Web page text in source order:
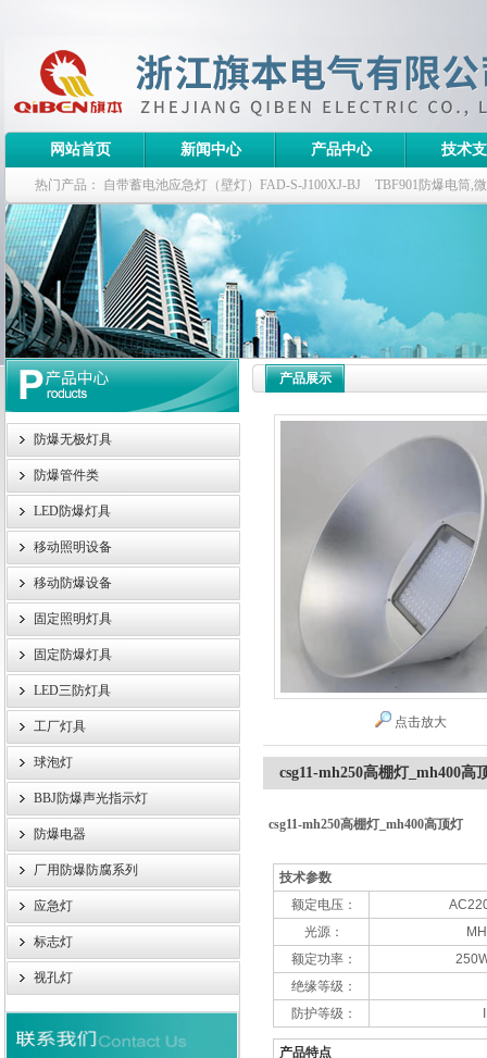
浙江旗本电气有限公司
网站首页 新闻中心 产品中心 技术
热门产品： 自带蓄电池应急灯（壁灯）FAD-S-J100XJ-BJ TBF901防爆电筒,
栏式无极灯 G9960-W120W长寿无极工厂灯,三防无极灯
防爆泛光灯
防爆无极灯具
防爆管件类
LED防爆灯具
移动照明设备
移动防爆设备
固定照明灯具
固定防爆灯具
LED三防灯具
工厂灯具
球泡灯
BBJ防爆声光指示灯
防爆电器
厂用防爆防腐系列
应急灯
标志灯
视孔灯
产品展示
点击放大
csg11-mh250高棚灯_mh400高
csg11-mh250高棚灯_mh400高顶灯
技术参数
额定电压：
光源：
额定功率：
绝缘等级：
防护等级：
产品特点